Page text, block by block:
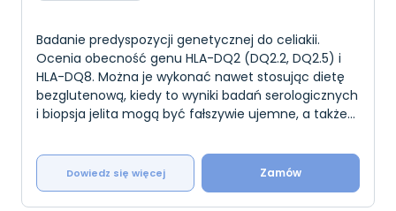
Badanie predyspozycji genetycznej do celiakii.
Ocenia obecność genu HLA-DQ2 (DQ2.2, DQ2.5) i
HLA-DQ8. Można je wykonać nawet stosując dietę
bezglutenową, kiedy to wyniki badań serologicznych
i biopsja jelita mogą być fałszywie ujemne, a także
Dowiedz się więcej Zamów